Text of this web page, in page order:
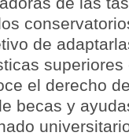
de
el derecho
becas y